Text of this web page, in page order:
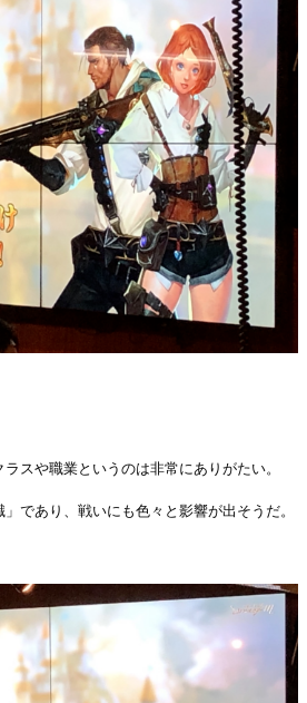
スや職業というのは非常にありがたい。
であり、戦いにも色々と影響が出そうだ。